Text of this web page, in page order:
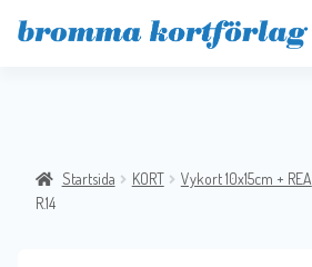
Startsida KORT Vykort 10x15cm + REA
R.14